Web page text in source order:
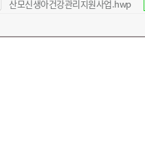
산모신생아건강관리지원사업.hwp